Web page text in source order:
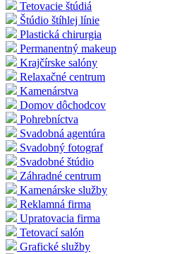
Tetovacie štúdiá
Štúdio štíhlej línie
Plastická chirurgia
Permanentný makeup
Krajčírske salóny
Relaxačné centrum
Kamenárstva
Domov dôchodcov
Pohrebníctva
Svadobná agentúra
Svadobný fotograf
Svadobné štúdio
Záhradné centrum
Kamenárske služby
Reklamná firma
Upratovacia firma
Tetovací salón
Grafické služby